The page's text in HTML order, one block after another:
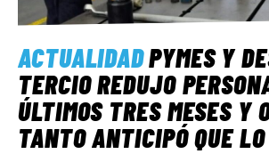
ACTUALIDADPYMES Y
TERCIO REDUJO
ÚLTIMOS TRES MESES Y
TANTO ANTICIPÓ QUE